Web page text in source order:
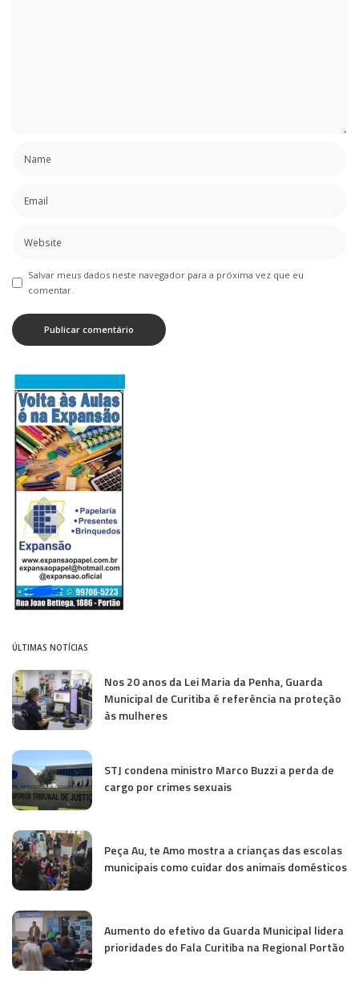
Salvar meus dados neste navegador para a próxima vez que eu
comentar.
ÚLTIMAS NOTÍCIAS
Nos 20 anos da Lei Maria da Penha, Guarda
Municipal de Curitiba é referência na proteção
às mulheres
STJ condena ministro Marco Buzzi a perda de
cargo por crimes sexuais
Peça Au, te Amo mostra a crianças das escolas
municipais como cuidar dos animais domésticos
Aumento do efetivo da Guarda Municipal lidera
prioridades do Fala Curitiba na Regional Portão